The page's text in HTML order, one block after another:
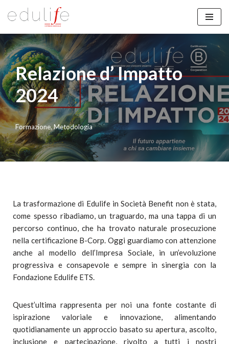
al
contenuto
Relazione d’ Impatto
2024
Formazione, Metodologia
La trasformazione di Edulife in Società Benefit non è stata,
come spesso ribadiamo, un traguardo, ma una tappa di un
percorso continuo, che ha trovato naturale prosecuzione
nella certificazione B-Corp. Oggi guardiamo con attenzione
anche al modello dell’Impresa Sociale, in un’evoluzione
progressiva e consapevole e sempre in sinergia con la
Fondazione Edulife ETS.
Quest’ultima rappresenta per noi una fonte costante di
ispirazione valoriale e innovazione, alimentando
quotidianamente un approccio basato su apertura, ascolto,
inclusione e partecipazione, rivolto a tutti i nostri